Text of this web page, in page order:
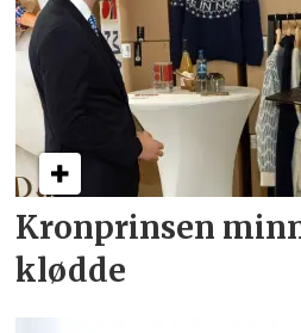
Kronprinsen
klødde